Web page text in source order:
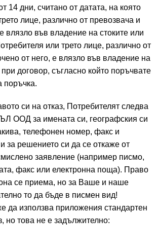
14 дни, считано от датата, на която
лице, различно от превозвача и
влязло във владение на стоките или
или трето лице, различно от
от него, е влязло във владение на
договор, съгласно който поръчвате
поръчка.
си на отказ, Потребителят следва
ООД за имената си, географския си
телефонен номер, факс и
за решението си да се откаже от
заявление (например писмо,
факс или електронна поща). Право
се приема, но за Ваше и наше
то да бъде в писмен вид!
да използва приложения стандартен
но това не е задължително: